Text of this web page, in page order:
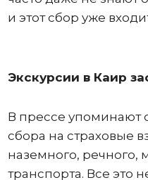
и этот сбор уже
Экскурсии в Каир
В прессе упоминают
сбора на страховые
наземного, речного,
транспорта. Все это